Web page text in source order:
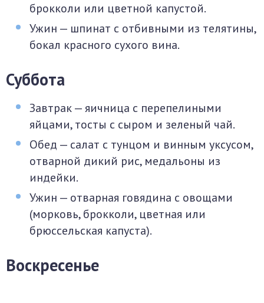
брокколи или цветной капустой.
Ужин — шпинат с отбивными из телятины,
бокал красного сухого вина.
Суббота
Завтрак — яичница с перепелиными
яйцами, тосты с сыром и зеленый чай.
Обед — салат с тунцом и винным уксусом,
отварной дикий рис, медальоны из
индейки.
Ужин — отварная говядина с овощами
(морковь, брокколи, цветная или
брюссельская капуста).
Воскресенье